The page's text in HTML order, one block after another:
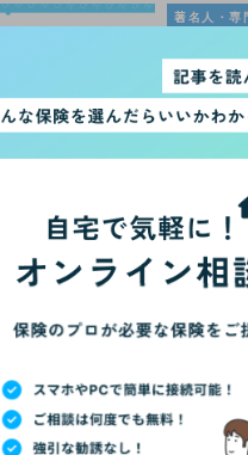
著名人・専
よくある
合、保険
か？」【
る！V…
お金と暮ら
産休・育
る？節税
【FP監修
気まずい